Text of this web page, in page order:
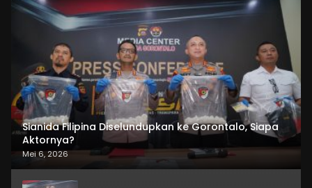
Sianida Filipina Diselundupkan ke Gorontalo, Siapa
Aktornya?
Mei 6, 2026